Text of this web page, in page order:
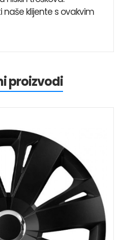
naše klijente s ovakvim
proizvodi